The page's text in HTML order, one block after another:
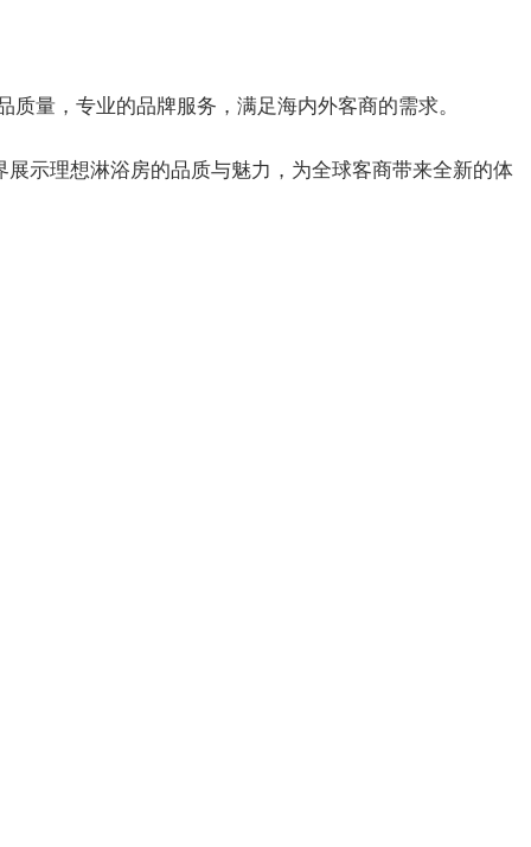
量，专业的品牌服务，满足海内外客商的需求。
示理想淋浴房的品质与魅力，为全球客商带来全新的体